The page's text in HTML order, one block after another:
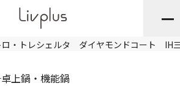
ロ・トレシェルタ ダイヤモンドコート IH
卓上鍋・機能鍋